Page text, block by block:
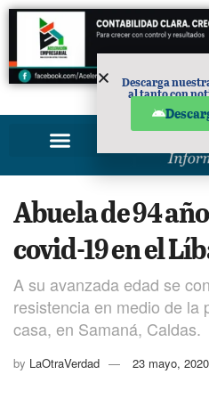
Abuela de 94
covid-19 en el
A su avanzada edad se
resistencia en medio de la
casa, en Samaná, Caldas.
by LaOtraVerdad 23 mayo, 2020
Descarga
al tanto con